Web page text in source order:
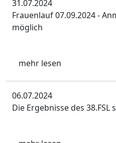
31.07.2024
Frauenlauf 07.09.2024 -
möglich
mehr lesen
06.07.2024
Die Ergebnisse des 38.FSL